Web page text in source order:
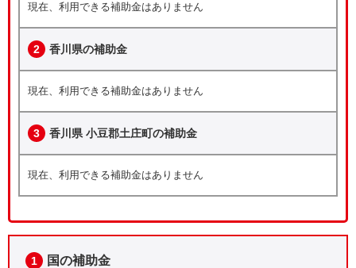
現在、利用できる補助金はありません
2 香川県の補助金
現在、利用できる補助金はありません
3 香川県 小豆郡土庄町の補助金
現在、利用できる補助金はありません
1 国の補助金